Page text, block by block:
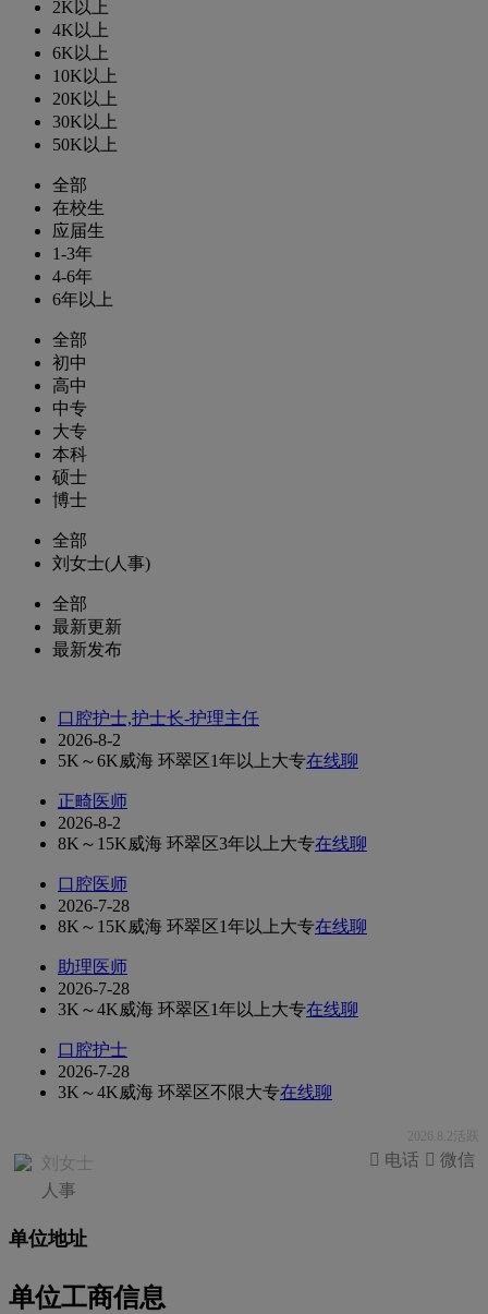
2K以上
4K以上
6K以上
10K以上
20K以上
30K以上
50K以上
全部
在校生
应届生
1-3年
4-6年
6年以上
全部
初中
高中
中专
大专
本科
硕士
博士
全部
刘女士(人事)
全部
最新更新
最新发布
口腔护士,护士长-护理主任
2026-8-2
5K～6K威海 环翠区1年以上大专在线聊
正畸医师
2026-8-2
8K～15K威海 环翠区3年以上大专在线聊
口腔医师
2026-7-28
8K～15K威海 环翠区1年以上大专在线聊
助理医师
2026-7-28
3K～4K威海 环翠区1年以上大专在线聊
口腔护士
2026-7-28
3K～4K威海 环翠区不限大专在线聊
2026.8.2活跃
刘女士
人事
 微信
 电话
单位地址
单位工商信息